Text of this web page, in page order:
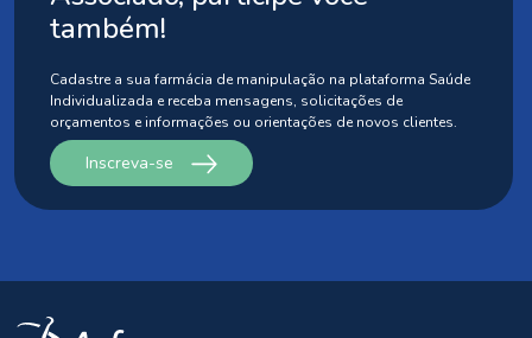
também!
Cadastre a sua farmácia de manipulação na plataforma Saúde
Individualizada e receba mensagens, solicitações de
orçamentos e informações ou orientações de novos clientes.
Inscreva-se